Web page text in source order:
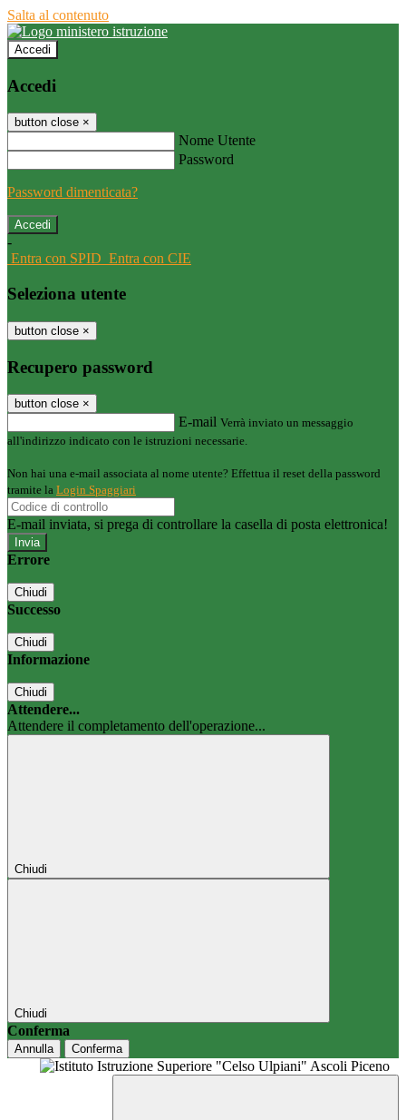
Salta al contenuto
Accedi
Accedi
button close ×
Nome Utente
Password
Password dimenticata?
-
Entra con SPID Entra con CIE
Seleziona utente
button close ×
Recupero password
button close ×
E-mail Verrà inviato un messaggio
all'indirizzo indicato con le istruzioni necessarie.
Non hai una e-mail associata al nome utente? Effettua il reset della password
tramite la Login Spaggiari
E-mail inviata, si prega di controllare la casella di posta elettronica!
Errore
Chiudi
Successo
Chiudi
Informazione
Chiudi
Attendere...
Attendere il completamento dell'operazione...
Chiudi
Chiudi
Conferma
Annulla Conferma